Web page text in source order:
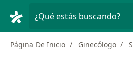
¿Qué estás buscando?
Página De Inicio Ginecólogo